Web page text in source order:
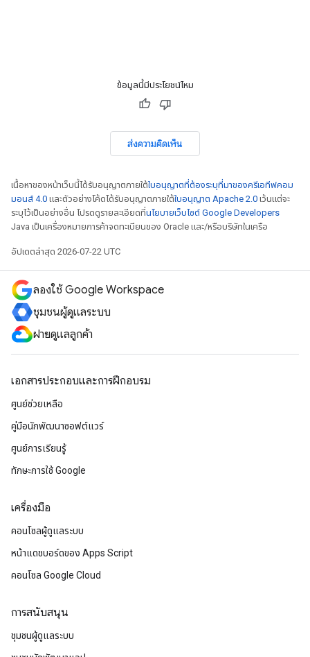
ข้อมูลนี้มีประโยชน์ไหม
ส่งความคิดเห็น
เนื้อหาของหน้าเว็บนี้ได้รับอนุญาตภายใต้ใบอนุญาตที่ต้องระบุที่มาของครีเอทีฟคอม
มอนส์ 4.0 และตัวอย่างโค้ดได้รับอนุญาตภายใต้ใบอนุญาต Apache 2.0 เว้นแต่จะ
ระบุไว้เป็นอย่างอื่น โปรดดูรายละเอียดที่นโยบายเว็บไซต์ Google Developers
Java เป็นเครื่องหมายการค้าจดทะเบียนของ Oracle และ/หรือบริษัทในเครือ
อัปเดตล่าสุด 2026-07-22 UTC
ลองใช้ Google Workspace
ชุมชนผู้ดูแลระบบ
ฝ่ายดูแลลูกค้า
เอกสารประกอบและการฝึกอบรม
ศูนย์ช่วยเหลือ
คู่มือนักพัฒนาซอฟต์แวร์
ศูนย์การเรียนรู้
ทักษะการใช้ Google
เครื่องมือ
คอนโซลผู้ดูแลระบบ
หน้าแดชบอร์ดของ Apps Script
คอนโซล Google Cloud
การสนับสนุน
ชุมชนผู้ดูแลระบบ